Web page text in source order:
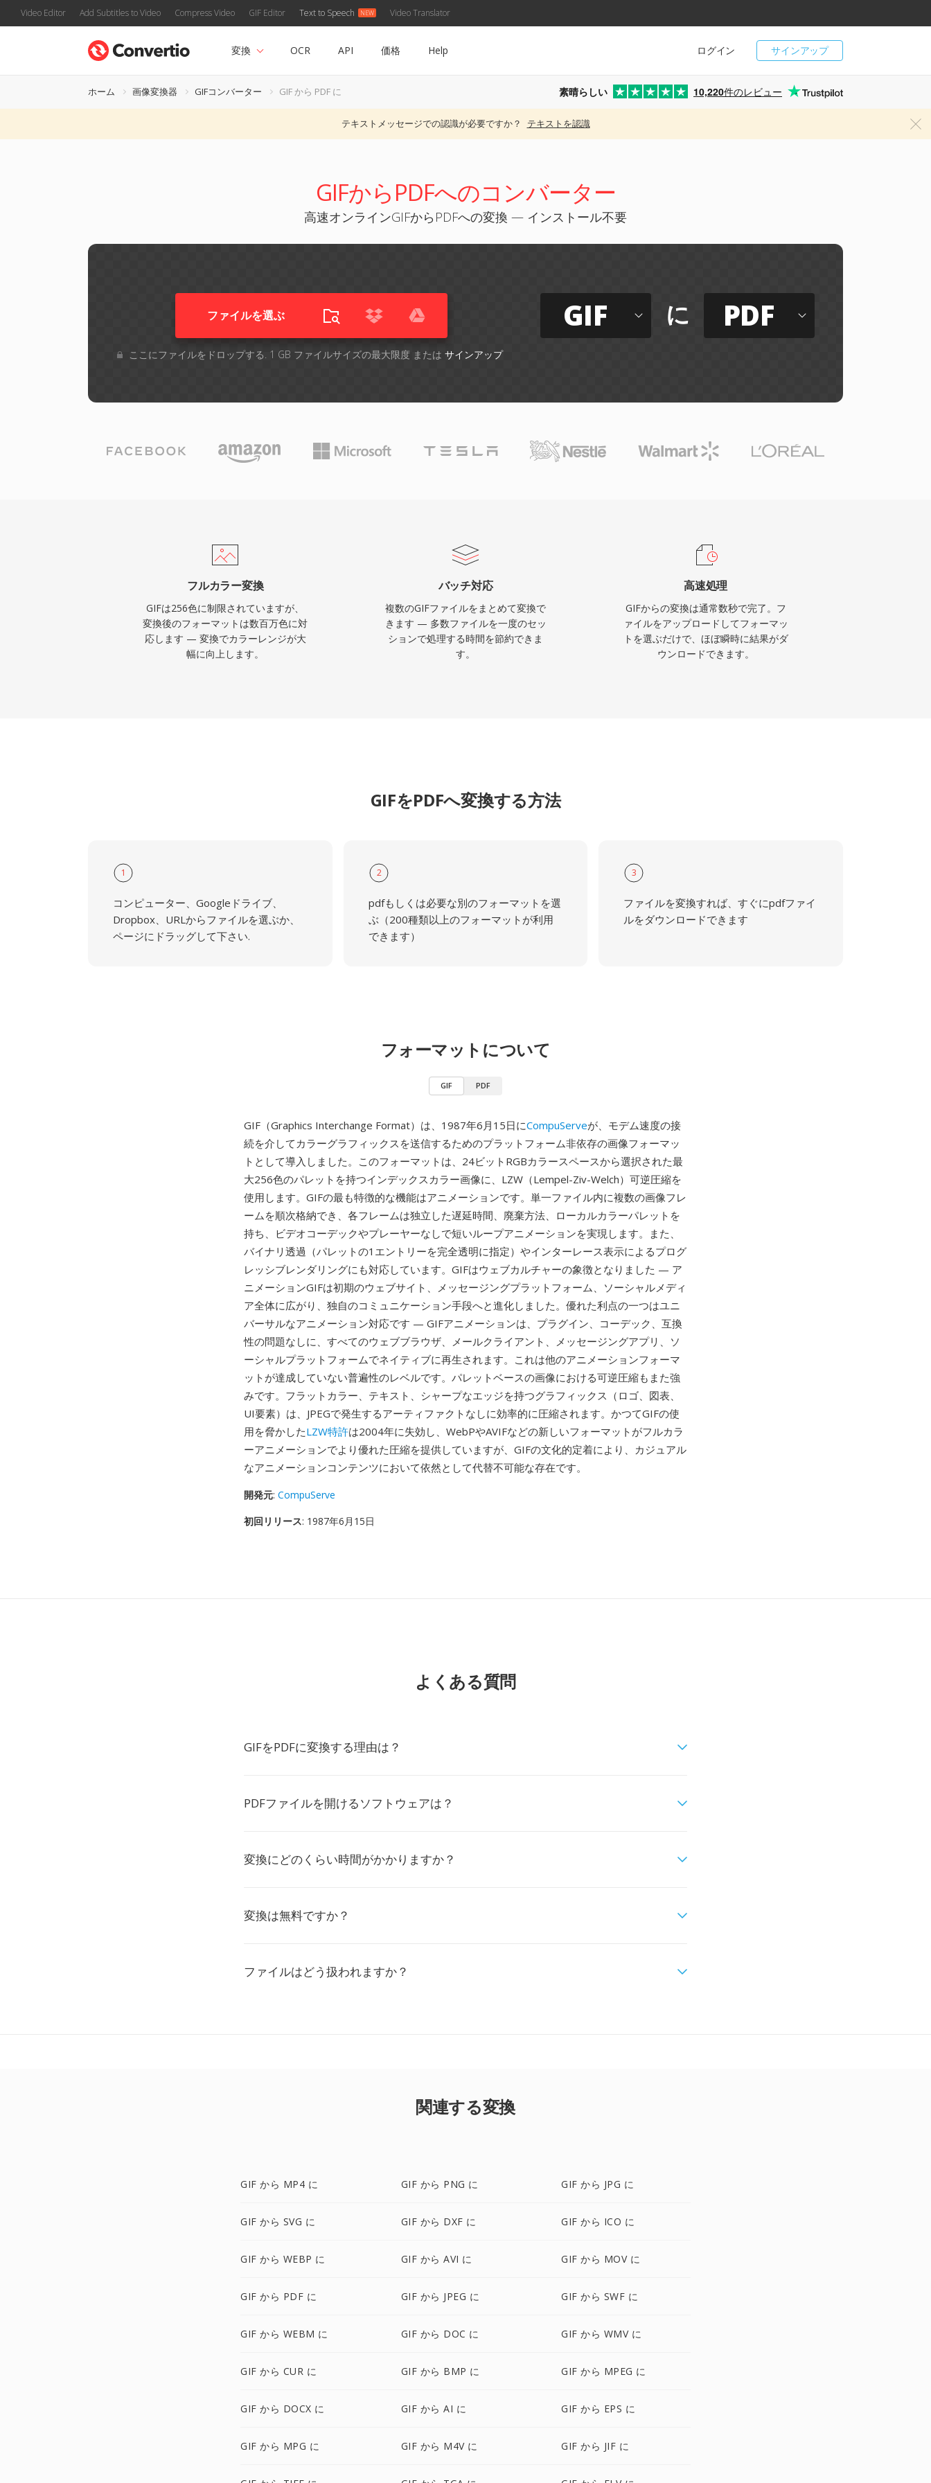
Video Editor Add Subtitles to Video Compress Video GIF Editor Text to Speech Video Translator
サインアップ
ログイン
変換 OCR API 価格 Help
ホーム 画像変換器 GIFコンバーター GIF から PDF に 素晴らしい 10,220件のレビュー
テキストメッセージでの認識が必要ですか？ テキストを認識
GIFからPDFへのコンバーター
高速オンラインGIFからPDFへの変換 — インストール不要
ファイルを選ぶ
ここにファイルをドロップする. 1 GB ファイルサイズの最大限度 または サインアップ
GIF に PDF
フルカラー変換
GIFは256色に制限されていますが、
変換後のフォーマットは数百万色に対
応します — 変換でカラーレンジが大
幅に向上します。
バッチ対応
複数のGIFファイルをまとめて変換で
きます — 多数ファイルを一度のセッ
ションで処理する時間を節約できま
す。
高速処理
GIFからの変換は通常数秒で完了。フ
ァイルをアップロードしてフォーマッ
トを選ぶだけで、ほぼ瞬時に結果がダ
ウンロードできます。
GIFをPDFへ変換する方法
1
コンピューター、Googleドライブ、
Dropbox、URLからファイルを選ぶか、
ページにドラッグして下さい.
2
pdfもしくは必要な別のフォーマットを選
ぶ（200種類以上のフォーマットが利用
できます）
3
ファイルを変換すれば、すぐにpdfファイ
ルをダウンロードできます
フォーマットについて
GIF PDF
GIF（Graphics Interchange Format）は、1987年6月15日にCompuServeが、モデム速度の接
続を介してカラーグラフィックスを送信するためのプラットフォーム非依存の画像フォーマッ
トとして導入しました。このフォーマットは、24ビットRGBカラースペースから選択された最
大256色のパレットを持つインデックスカラー画像に、LZW（Lempel-Ziv-Welch）可逆圧縮を
使用します。GIFの最も特徴的な機能はアニメーションです。単一ファイル内に複数の画像フレ
ームを順次格納でき、各フレームは独立した遅延時間、廃棄方法、ローカルカラーパレットを
持ち、ビデオコーデックやプレーヤーなしで短いループアニメーションを実現します。また、
バイナリ透過（パレットの1エントリーを完全透明に指定）やインターレース表示によるプログ
レッシブレンダリングにも対応しています。GIFはウェブカルチャーの象徴となりました — ア
ニメーションGIFは初期のウェブサイト、メッセージングプラットフォーム、ソーシャルメディ
ア全体に広がり、独自のコミュニケーション手段へと進化しました。優れた利点の一つはユニ
バーサルなアニメーション対応です — GIFアニメーションは、プラグイン、コーデック、互換
性の問題なしに、すべてのウェブブラウザ、メールクライアント、メッセージングアプリ、ソ
ーシャルプラットフォームでネイティブに再生されます。これは他のアニメーションフォーマ
ットが達成していない普遍性のレベルです。パレットベースの画像における可逆圧縮もまた強
みです。フラットカラー、テキスト、シャープなエッジを持つグラフィックス（ロゴ、図表、
UI要素）は、JPEGで発生するアーティファクトなしに効率的に圧縮されます。かつてGIFの使
用を脅かしたLZW特許は2004年に失効し、WebPやAVIFなどの新しいフォーマットがフルカラ
ーアニメーションでより優れた圧縮を提供していますが、GIFの文化的定着により、カジュアル
なアニメーションコンテンツにおいて依然として代替不可能な存在です。
開発元: CompuServe
初回リリース: 1987年6月15日
よくある質問
GIFをPDFに変換する理由は？
PDFファイルを開けるソフトウェアは？
変換にどのくらい時間がかかりますか？
変換は無料ですか？
ファイルはどう扱われますか？
関連する変換
GIF から MP4 に GIF から PNG に GIF から JPG に
GIF から SVG に GIF から DXF に GIF から ICO に
GIF から WEBP に GIF から AVI に GIF から MOV に
GIF から PDF に GIF から JPEG に GIF から SWF に
GIF から WEBM に GIF から DOC に GIF から WMV に
GIF から CUR に GIF から BMP に GIF から MPEG に
GIF から DOCX に GIF から AI に GIF から EPS に
GIF から MPG に GIF から M4V に GIF から JIF に